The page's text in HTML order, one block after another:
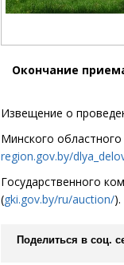
Окончание
Извещение о
Минского
region.gov.by/
Государственного
(gki.gov.by/ru/auction/).
Поделиться в соц.